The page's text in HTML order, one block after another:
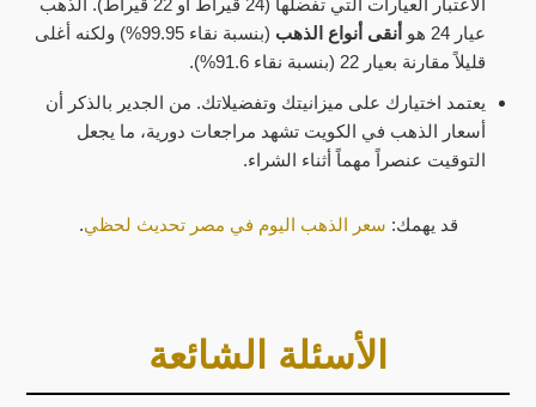
الاعتبار العيارات التي تفضلها (24 قيراط أو 22 قيراط). الذهب
عيار 24 هو
أنقى أنواع الذهب
(بنسبة نقاء 99.95%) ولكنه أغلى
قليلاً مقارنة بعيار 22 (بنسبة نقاء 91.6%).
يعتمد اختيارك على ميزانيتك وتفضيلاتك. من الجدير بالذكر أن
أسعار الذهب في الكويت تشهد مراجعات دورية، ما يجعل
التوقيت عنصراً مهماً أثناء الشراء.
قد يهمك: سعر الذهب اليوم في مصر تحديث لحظي.
الأسئلة الشائعة